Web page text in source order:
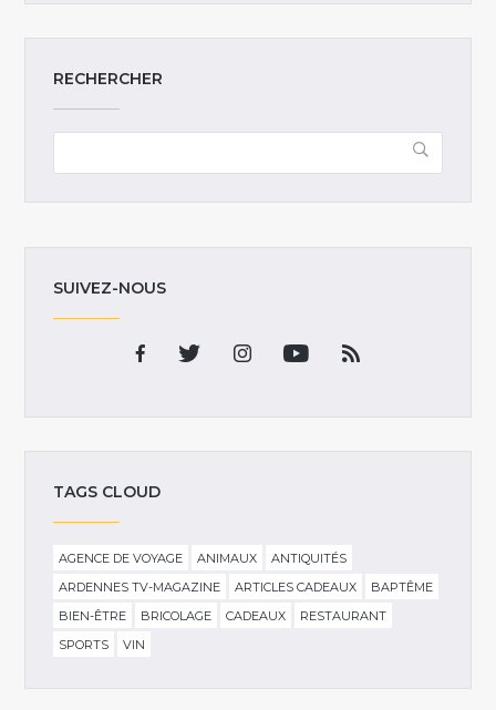
RECHERCHER
SUIVEZ-NOUS
TAGS CLOUD
AGENCE DE VOYAGE ANIMAUX
ANTIQUITÉS
ARDENNES TV-MAGAZINE
ARTICLES CADEAUX
BAPTÊME
BIEN-ÊTRE
BRICOLAGE CADEAUX
RESTAURANT
SPORTS
VIN